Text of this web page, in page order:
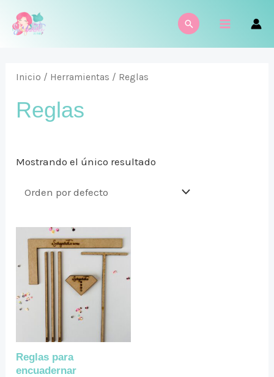
Buscar
Inicio / Herramientas / Reglas
Reglas
Mostrando el único resultado
Reglas para
encuadernar